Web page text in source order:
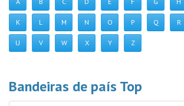
K L M N O P Q R
U V W X Y Z
Bandeiras de país Top